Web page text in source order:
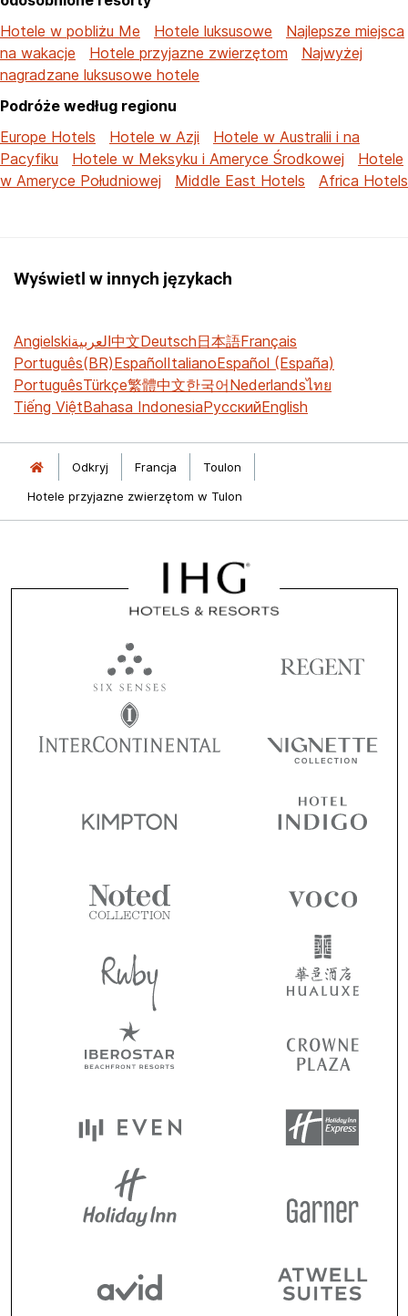
Hotele w pobliżu Me
Hotele luksusowe
Najlepsze miejsca
na wakacje
Hotele przyjazne zwierzętom
Najwyżej
nagradzane luksusowe hotele
Podróże według regionu
Europe Hotels
Hotele w Azji
Hotele w Australii i na
Pacyfiku
Hotele w Meksyku i Ameryce Środkowej
Hotele
w Ameryce Południowej
Middle East Hotels Africa Hotels
Wyświetl w innych językach
Angielskiالعربية中文Deutsch日本語Français
Português(BR)EspañolItalianoEspañol (España)
PortuguêsTürkçe繁體中文한국어Nederlandsไทย
Tiếng ViệtBahasa IndonesiaРусскийEnglish
Odkryj Francja
Toulon
Hotele przyjazne zwierzętom w Tulon